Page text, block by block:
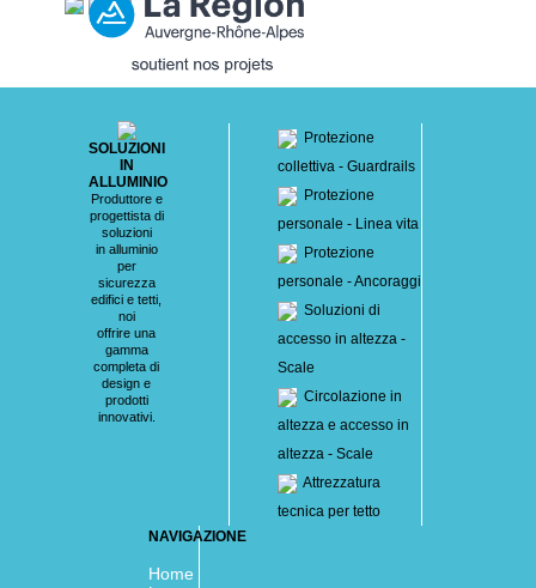
SOLUZIONI
IN
ALLUMINIO
Produttore e
progettista di
soluzioni
in alluminio
per
sicurezza
edifici e tetti,
noi
offrire una
gamma
completa di
design e
prodotti
innovativi.
Protezione
collettiva - Guardrails
Protezione
personale - Linea vita
Protezione
personale - Ancoraggi
Soluzioni di
accesso in altezza -
Scale
Circolazione in
altezza e accesso in
altezza - Scale
Attrezzatura
tecnica per tetto
NAVIGAZIONE
Home